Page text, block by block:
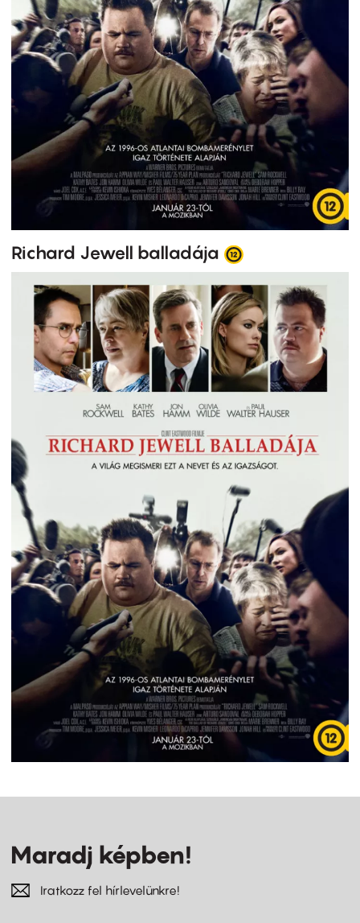
Richard Jewell balladája
Maradj képben!
Iratkozz fel hírlevelünkre!